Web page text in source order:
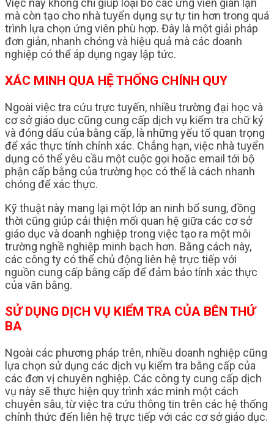
Việc này không chỉ giúp loại bỏ các ứng viên gian lận
mà còn tạo cho nhà tuyển dụng sự tự tin hơn trong quá
trình lựa chọn ứng viên phù hợp. Đây là một giải pháp
đơn giản, nhanh chóng và hiệu quả mà các doanh
nghiệp có thể áp dụng ngay lập tức.
XÁC MINH QUA HỆ THỐNG CHÍNH QUY
Ngoài việc tra cứu trực tuyến, nhiều trường đại học và
cơ sở giáo dục cũng cung cấp dịch vụ kiểm tra chữ ký
và đóng dấu của bằng cấp, là những yếu tố quan trọng
để xác thực tính chính xác. Chẳng hạn, việc nhà tuyển
dụng có thể yêu cầu một cuộc gọi hoặc email tới bộ
phận cấp bằng của trường học có thể là cách nhanh
chóng để xác thực.
Kỹ thuật này mang lại một lớp an ninh bổ sung, đồng
thời cũng giúp cải thiện mối quan hệ giữa các cơ sở
giáo dục và doanh nghiệp trong việc tạo ra một môi
trường nghề nghiệp minh bạch hơn. Bằng cách này,
các công ty có thể chủ động liên hệ trực tiếp với
nguồn cung cấp bằng cấp để đảm bảo tính xác thực
của văn bằng.
SỬ DỤNG DỊCH VỤ KIỂM TRA CỦA BÊN THỨ
BA
Ngoài các phương pháp trên, nhiều doanh nghiệp cũng
lựa chọn sử dụng các dịch vụ kiểm tra bằng cấp của
các đơn vị chuyên nghiệp. Các công ty cung cấp dịch
vụ này sẽ thực hiện quy trình xác minh một cách
chuyên sâu, từ việc tra cứu thông tin trên các hệ thống
chính thức đến liên hệ trực tiếp với các cơ sở giáo dục.